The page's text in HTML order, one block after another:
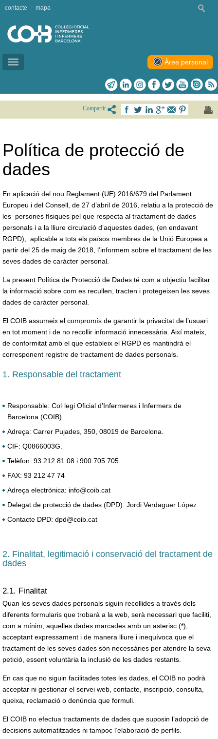
Toggle
contacte mapa
Àrea personal
Compartir
Política de protecció de
dades
En aplicació del nou Reglament (UE) 2016/679 del Parlament
Europeu i del Consell, de 27 d’abril de 2016, relatiu a la protecció de
les persones físiques pel que respecta al tractament de dades
personals i a la lliure circulació d’aquestes dades, (en endavant
RGPD), aplicable a tots els països membres de la Unió Europea a
partir del 25 de maig de 2018, l’informem sobre el tractament de les
seves dades de caràcter personal.
La present Política de Protecció de Dades té com a objectiu facilitar
la informació sobre com es recullen, tracten i protegeixen les seves
dades de caràcter personal.
El COIB assumeix el compromís de garantir la privacitat de l’usuari
en tot moment i de no recollir informació innecessària. Així mateix,
de conformitat amb el que estableix el RGPD es mantindrà el
corresponent registre de tractament de dades personals.
1. Responsable del tractament
Responsable: Col·legi Oficial d’Infermeres i Infermers de
Barcelona (COIB)
Adreça: Carrer Pujades, 350, 08019 de Barcelona.
CIF: Q0866003G.
Telèfon: 93 212 81 08 i 900 705 705.
FAX: 93 212 47 74
Adreça electrònica: info@coib.cat
Delegat de protecció de dades (DPD): Jordi Verdaguer López
Contacte DPD: dpd@coib.cat
2. Finalitat, legitimació i conservació del tractament de
dades
2.1. Finalitat
Quan les seves dades personals siguin recollides a través dels
diferents formularis que trobarà a la web, serà necessari que faciliti,
com a mínim, aquelles dades marcades amb un asterisc (*),
acceptant expressament i de manera lliure i inequívoca que el
tractament de les seves dades són necessàries per atendre la seva
petició, essent voluntària la inclusió de les dades restants.
En cas que no siguin facilitades totes les dades, el COIB no podrà
acceptar ni gestionar el servei web, contacte, inscripció, consulta,
queixa, reclamació o denúncia que formuli.
El COIB no efectua tractaments de dades que suposin l’adopció de
decisions automatitzades ni tampoc l’elaboració de perfils.